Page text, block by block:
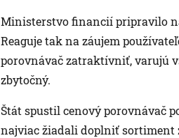
Ministerstvo financií pripravilo
Reaguje tak na záujem
porovnávač zatraktívniť, varujú
zbytočný.
Štát spustil cenový porovnávač
najviac žiadali doplniť sortiment